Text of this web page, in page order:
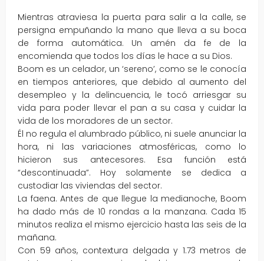
Mientras atraviesa la puerta para salir a la calle, se
persigna empuñando la mano que lleva a su boca
de forma automática. Un amén da fe de la
encomienda que todos los días le hace a su Dios.
Boom es un celador, un ‘sereno’, como se le conocía
en tiempos anteriores, que debido al aumento del
desempleo y la delincuencia, le tocó arriesgar su
vida para poder llevar el pan a su casa y cuidar la
vida de los moradores de un sector.
Él no regula el alumbrado público, ni suele anunciar la
hora, ni las variaciones atmosféricas, como lo
hicieron sus antecesores. Esa función está
“descontinuada”. Hoy solamente se dedica a
custodiar las viviendas del sector.
La faena. Antes de que llegue la medianoche, Boom
ha dado más de 10 rondas a la manzana. Cada 15
minutos realiza el mismo ejercicio hasta las seis de la
mañana.
Con 59 años, contextura delgada y 1.73 metros de